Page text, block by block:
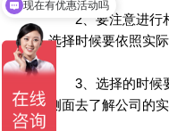
2、要注意进行相
选择时候要依照实际
3、选择的时候要
侧面去了解公司的
可以介绍下你们的产品么